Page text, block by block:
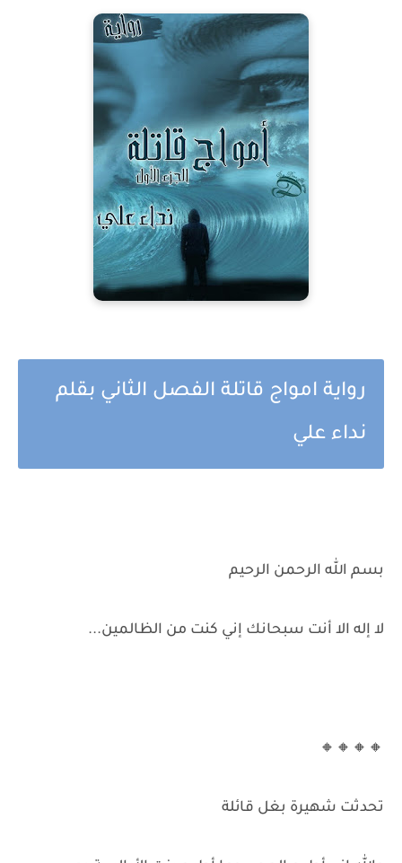
رواية امواج قاتلة الفصل الثاني بقلم
نداء علي
بسم الله الرحمن الرحيم
لا إله الا أنت سبحانك إني كنت من الظالمين...
🔸🔸🔸🔸
تحدثت شهيرة بغل قائلة